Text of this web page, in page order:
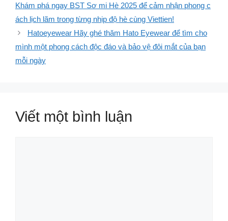
️Khám phá ngay BST Sơ mi Hè 2025 để cảm nhận phong c
ách lịch lãm trong từng nhịp độ hè cùng Viettien!
Hatoeyewear Hãy ghé thăm Hato Eyewear để tìm cho
mình một phong cách độc đáo và bảo vệ đôi mắt của bạn
mỗi ngày
Viết một bình luận